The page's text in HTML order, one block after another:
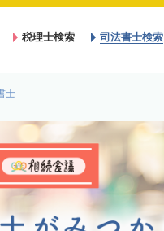
税理士検索 司法書士検索
士